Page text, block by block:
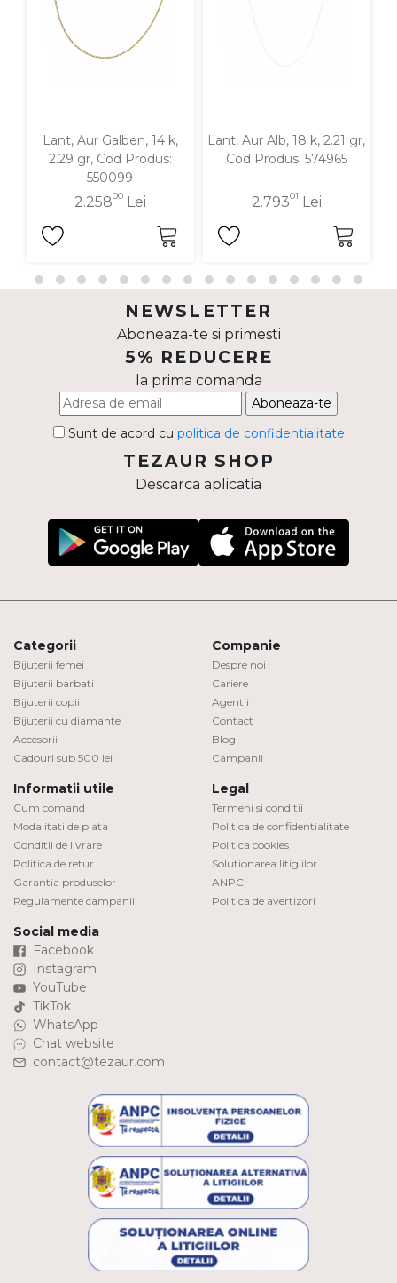
Lant, Aur Galben, 14 k,
2.29 gr, Cod Produs:
550099
2.25800Lei
Lant, Aur Alb, 18 k, 2.21 gr,
Cod Produs: 574965
2.79301 Lei
NEWSLETTER
Aboneaza-te si primesti
5% REDUCERE
la prima comanda
Aboneaza-te
Sunt de acord cu politica de confidentialitate
TEZAUR SHOP
Descarca aplicatia
Categorii
Bijuterii femei
Bijuterii barbati
Bijuterii copii
Bijuterii cu diamante
Accesorii
Cadouri sub 500 lei
Companie
Despre noi
Cariere
Agentii
Contact
Blog
Campanii
Informatii utile
Cum comand
Modalitati de plata
Conditii de livrare
Politica de retur
Garantia produselor
Regulamente campanii
Legal
Termeni si conditii
Politica de confidentialitate
Politica cookies
Solutionarea litigiilor
ANPC
Politica de avertizori
Social media
Facebook
Instagram
YouTube
TikTok
WhatsApp
Chat website
contact@tezaur.com